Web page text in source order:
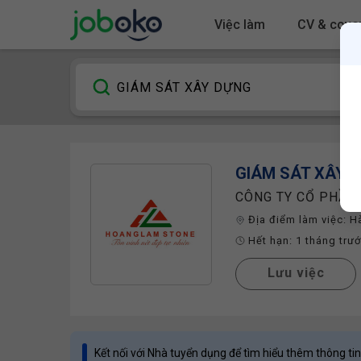
Việc làm CV &
GIÁM SÁT XÂY
CÔNG TY CỔ
Địa điểm làm việc:
Hết hạn: 1 tháng
Lưu việc
Kết nối với Nhà tuyển dụng để tìm hiểu thêm thông